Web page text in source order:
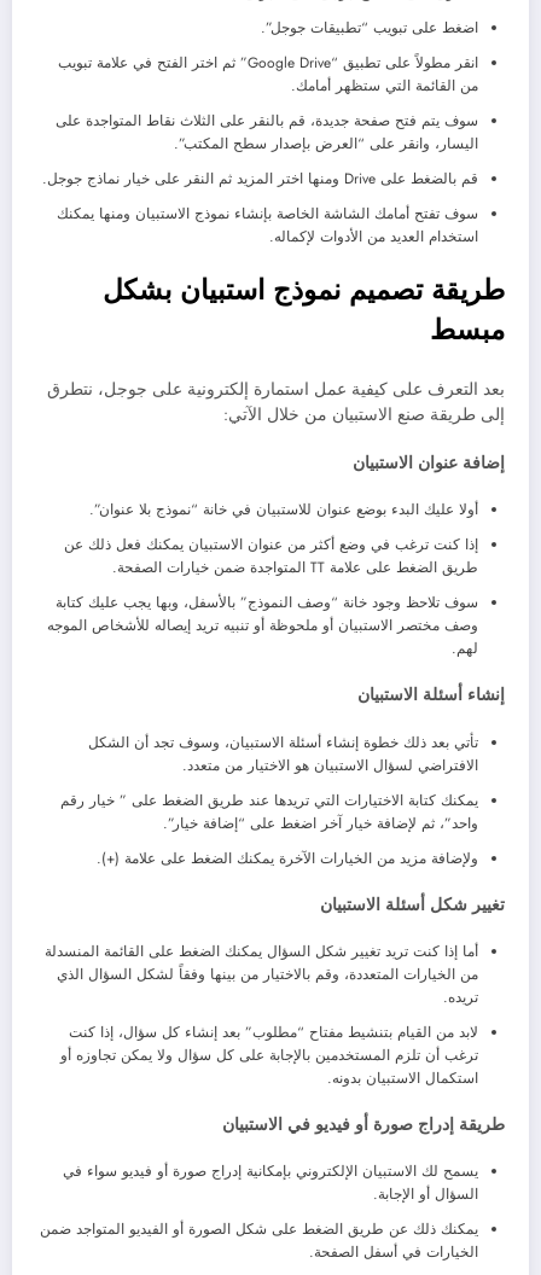
اضغط على تبويب “تطبيقات جوجل”.
انقر مطولاً على تطبيق “Google Drive” ثم اختر الفتح في علامة تبويب
من القائمة التي ستظهر أمامك.
سوف يتم فتح صفحة جديدة، قم بالنقر على الثلاث نقاط المتواجدة على
اليسار، وانقر على “العرض بإصدار سطح المكتب”.
قم بالضغط على Drive ومنها اختر المزيد ثم النقر على خيار نماذج جوجل.
سوف تفتح أمامك الشاشة الخاصة بإنشاء نموذج الاستبيان ومنها يمكنك
استخدام العديد من الأدوات لإكماله.
طريقة تصميم نموذج استبيان بشكل
مبسط
بعد التعرف على كيفية عمل استمارة إلكترونية على جوجل، نتطرق
إلى طريقة صنع الاستبيان من خلال الآتي:
إضافة عنوان الاستبيان
أولا عليك البدء بوضع عنوان للاستبيان في خانة “نموذج بلا عنوان”.
إذا كنت ترغب في وضع أكثر من عنوان الاستبيان يمكنك فعل ذلك عن
طريق الضغط على علامة TT المتواجدة ضمن خيارات الصفحة.
سوف تلاحظ وجود خانة “وصف النموذج” بالأسفل، وبها يجب عليك كتابة
وصف مختصر الاستبيان أو ملحوظة أو تنبيه تريد إيصاله للأشخاص الموجه
لهم.
إنشاء أسئلة الاستبيان
تأتي بعد ذلك خطوة إنشاء أسئلة الاستبيان، وسوف تجد أن الشكل
الافتراضي لسؤال الاستبيان هو الاختيار من متعدد.
يمكنك كتابة الاختيارات التي تريدها عند طريق الضغط على ” خيار رقم
واحد”، ثم لإضافة خيار آخر اضغط على “إضافة خيار”.
ولإضافة مزيد من الخيارات الآخرة يمكنك الضغط على علامة (+).
تغيير شكل أسئلة الاستبيان
أما إذا كنت تريد تغيير شكل السؤال يمكنك الضغط على القائمة المنسدلة
من الخيارات المتعددة، وقم بالاختيار من بينها وفقاً لشكل السؤال الذي
تريده.
لابد من القيام بتنشيط مفتاح “مطلوب” بعد إنشاء كل سؤال، إذا كنت
ترغب أن تلزم المستخدمين بالإجابة على كل سؤال ولا يمكن تجاوزه أو
استكمال الاستبيان بدونه.
طريقة إدراج صورة أو فيديو في الاستبيان
يسمح لك الاستبيان الإلكتروني بإمكانية إدراج صورة أو فيديو سواء في
السؤال أو الإجابة.
يمكنك ذلك عن طريق الضغط على شكل الصورة أو الفيديو المتواجد ضمن
الخيارات في أسفل الصفحة.